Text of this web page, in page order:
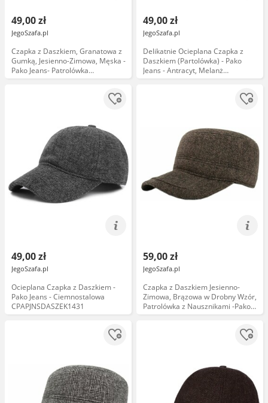
49,00 zł
JegoSzafa.pl
Czapka z Daszkiem, Granatowa z
Gumką, Jesienno-Zimowa, Męska -
Pako Jeans- Patrolówka
CPAPJNSDASZEK792
49,00 zł
JegoSzafa.pl
Delikatnie Ocieplana Czapka z
Daszkiem (Partolówka) - Pako
Jeans - Antracyt, Melanż
CPAPJNSPATROL1423
49,00 zł
JegoSzafa.pl
Ocieplana Czapka z Daszkiem -
Pako Jeans - Ciemnostalowa
CPAPJNSDASZEK1431
59,00 zł
JegoSzafa.pl
Czapka z Daszkiem Jesienno-
Zimowa, Brązowa w Drobny Wzór,
Patrolówka z Nausznikami -Pako
Jeans CPAPJNSDASZEK1196